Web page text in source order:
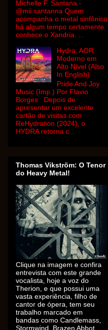
Michelle F. Santana -
@mii.santanna Quem
acompanha o metal sinfônico
há algum tempo certamente
conhece o Xandria. ...
Hydra: AOR
Moderno em
Alto Nível (Also
In English)
Pride And Joy
Music (Imp.) Por Flavio
Borges Depois de
apresentar um excelente
cartão de visitas com
ReHydration (2024), o
HYDRA retorna c...
Thomas Vikström: O Tenor
do Heavy Metal!
Clique na imagem e confira
entrevista com este grande
vocalista, hoje a voz do
Therion, e que possui uma
vasta experiência, filho de
cantor de ópera, tem seu
trabalho marcado em
bandas como Candlemass,
Stormwind, Brazen Abbot,